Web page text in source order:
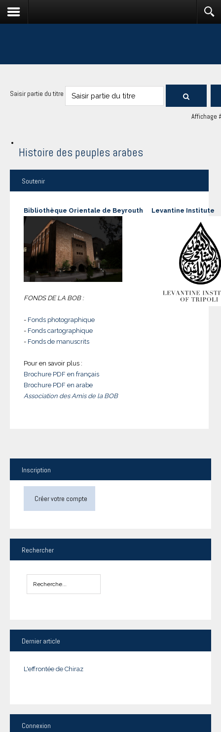
Saisir partie du titre
Affichage
Histoire des peuples arabes
Soutenir
Bibliothèque Orientale de Beyrouth
FONDS DE LA BOB :
- Fonds photographique
- Fonds cartographique
- Fonds de manuscrits
Pour en savoir plus :
Brochure PDF en français
Brochure PDF en arabe
Association des Amis de la BOB
Levantine Institute
Inscription
Créer votre compte
Rechercher
Dernier article
L'effrontée de Chiraz
Connexion